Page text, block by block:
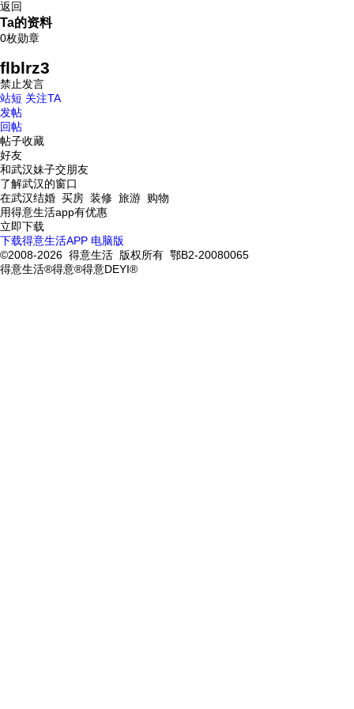
返回
Ta的资料
0枚勋章
flblrz3
禁止发言
站短 关注TA
发帖
回帖
帖子收藏
好友
和武汉妹子交朋友
了解武汉的窗口
在武汉结婚 买房 装修 旅游 购物
用得意生活app有优惠
立即下载
下载得意生活APP 电脑版
©2008-2026 得意生活 版权所有 鄂B2-20080065
得意生活®得意®得意DEYI®